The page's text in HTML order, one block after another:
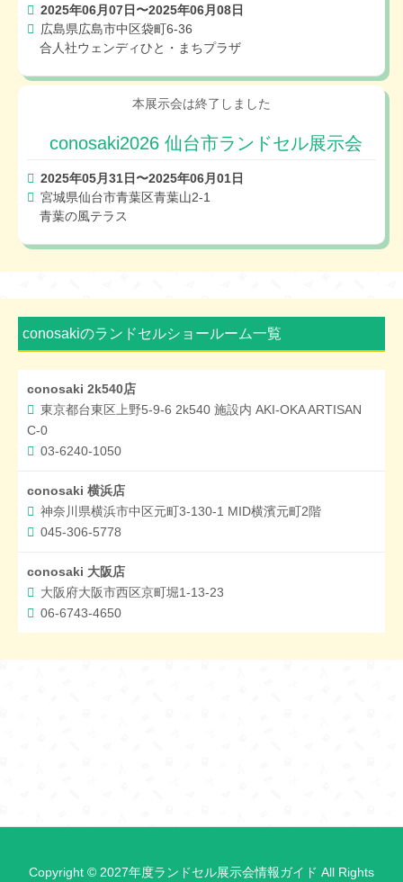
2025年06月07日〜2025年06月08日
広島県広島市中区袋町6-36
合人社ウェンディひと・まちプラザ
conosaki2026 仙台市ランドセル展示会
2025年05月31日〜2025年06月01日
宮城県仙台市青葉区青葉山2-1
青葉の風テラス
conosakiのランドセルショールーム一覧
conosaki 2k540店
東京都台東区上野5-9-6 2k540 施設内 AKI-OKA ARTISAN
C-0
03-6240-1050
conosaki 横浜店
神奈川県横浜市中区元町3-130-1 MID横濱元町2階
045-306-5778
conosaki ⼤阪店
大阪府大阪市西区京町堀1-13-23
06-6743-4650
Copyright © 2027年度ランドセル展示会情報ガイド All Rights